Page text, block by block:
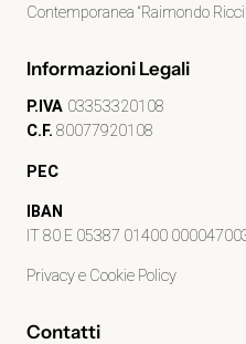
Contemporanea “Raimondo
Informazioni Legali
P.IVA 03353320108
C.F. 80077920108
PEC
IBAN
IT 80 E 05387 01400
Privacy e Cookie Policy
Contatti